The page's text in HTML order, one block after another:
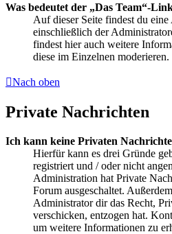
Was bedeutet der „Das Team“-
Auf dieser Seite findest du
einschließlich der
findest hier auch weitere
diese im Einzelnen moderieren.
Nach oben
Private Nachrichten
Ich kann keine Privaten
Hierfür kann es drei Gründe
registriert und / oder nicht
Administration hat Private
Forum ausgeschaltet.
Administrator dir das Recht,
verschicken, entzogen hat.
um weitere Informationen zu